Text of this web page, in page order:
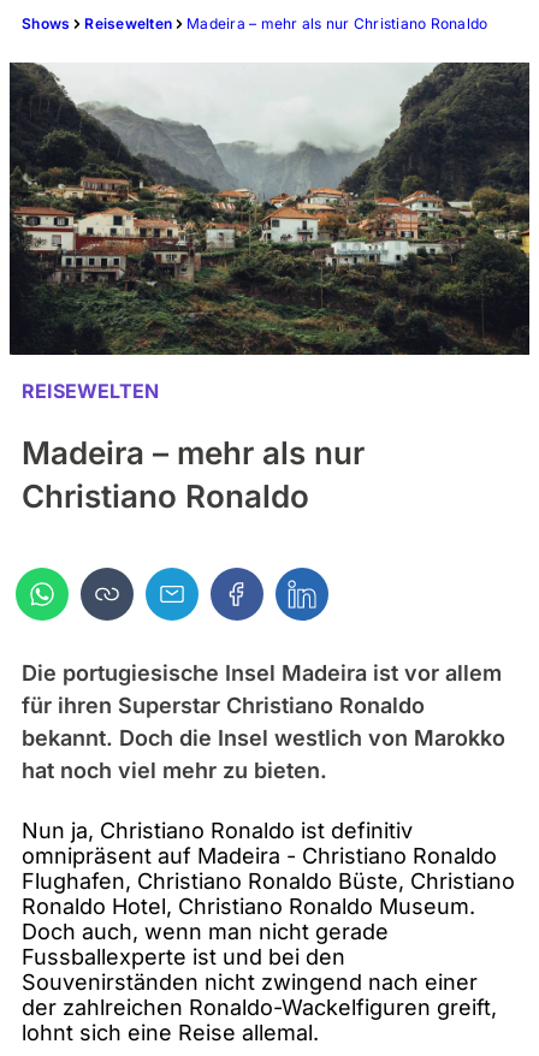
Shows Reisewelten Madeira – mehr als nur Christiano Ronaldo
REISEWELTEN
Madeira – mehr als nur
Christiano Ronaldo
Die portugiesische Insel Madeira ist vor allem
für ihren Superstar Christiano Ronaldo
bekannt. Doch die Insel westlich von Marokko
hat noch viel mehr zu bieten.
Nun ja, Christiano Ronaldo ist definitiv
omnipräsent auf Madeira - Christiano Ronaldo
Flughafen, Christiano Ronaldo Büste, Christiano
Ronaldo Hotel, Christiano Ronaldo Museum.
Doch auch, wenn man nicht gerade
Fussballexperte ist und bei den
Souvenirständen nicht zwingend nach einer
der zahlreichen Ronaldo-Wackelfiguren greift,
lohnt sich eine Reise allemal.